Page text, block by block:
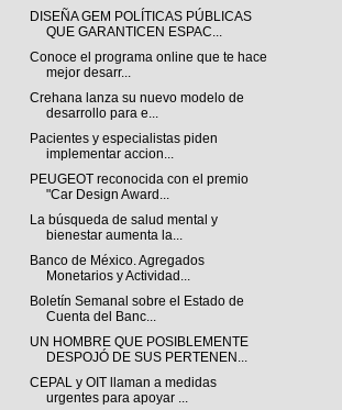
DISEÑA GEM POLÍTICAS PÚBLICAS
QUE GARANTICEN ESPAC...
Conoce el programa online que te hace
mejor desarr...
Crehana lanza su nuevo modelo de
desarrollo para e...
Pacientes y especialistas piden
implementar accion...
PEUGEOT reconocida con el premio
"Car Design Award...
La búsqueda de salud mental y
bienestar aumenta la...
Banco de México. Agregados
Monetarios y Actividad...
Boletín Semanal sobre el Estado de
Cuenta del Banc...
UN HOMBRE QUE POSIBLEMENTE
DESPOJÓ DE SUS PERTENEN...
CEPAL y OIT llaman a medidas
urgentes para apoyar ...